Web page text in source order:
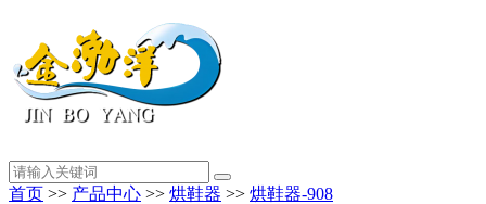
首页 >> 产品中心 >> 烘鞋器 >> 烘鞋器-908